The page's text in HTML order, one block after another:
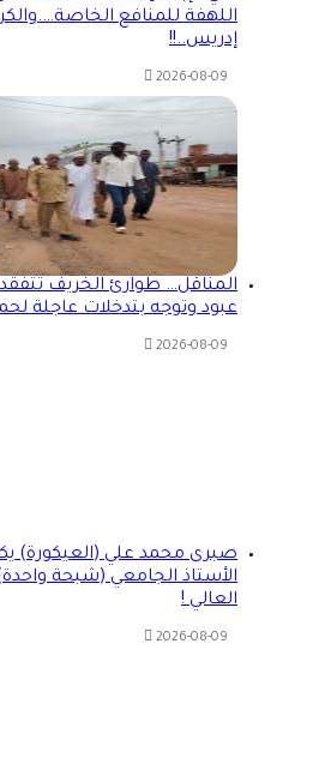
اللهفة للمنافع
إدريس..!!
2026-08-09
المناقل… طوارئ الخريف تتفقد
عبود وتوجه بتدخلات عاجلة
2026-08-09
صبرى محمد علي (العيكورة)
الأستاذ الجامعي (شبحة واحدة)
العالي !
2026-08-09